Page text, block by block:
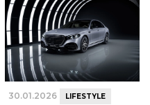
30.01.2026 LIFESTYLE